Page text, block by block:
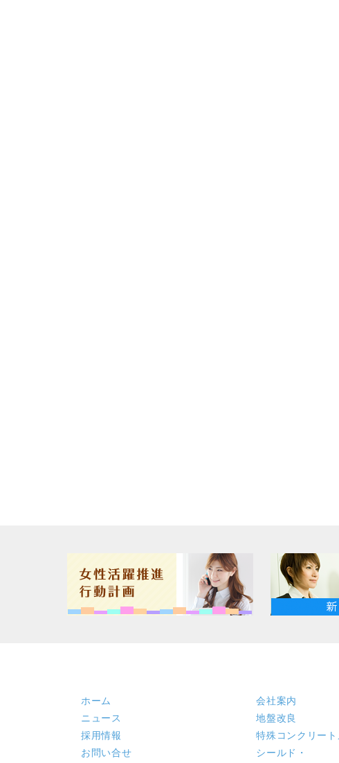
ホーム
ニュース
採用情報
お問い合せ
会社案内
地盤改良
特殊コンクリート
シールド・